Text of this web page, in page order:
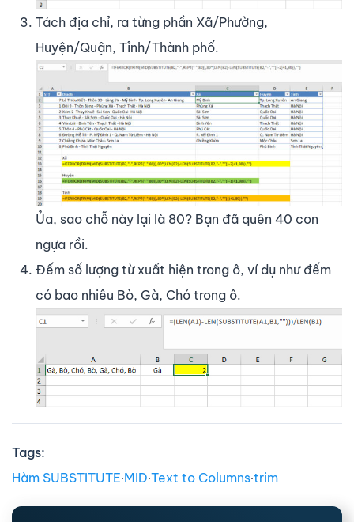
Tách địa chỉ, ra từng phần Xã/Phường,
Huyện/Quận, Tỉnh/Thành phố.
Ủa, sao chỗ này lại là 80? Bạn đã quên 40 con
ngựa rồi.
Đếm số lượng từ xuất hiện trong ô, ví dụ như đếm
có bao nhiêu Bò, Gà, Chó trong ô.
Tags:
Hàm SUBSTITUTE∙MID∙Text to Columns∙trim